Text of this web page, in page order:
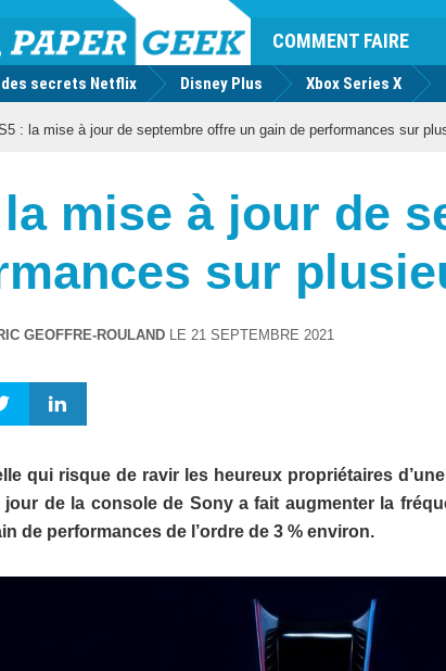
COMMENT FAIRE
secrets Netflix Disney Plus Xbox Series X
: la mise à jour de septembre offre un gain de performances sur
mise à jour de
sur
GEOFFRE-ROULAND LE 21 SEPTEMBRE 2021
qui risque de ravir les heureux propriétaires
jour de la console de Sony a fait augmenter la
de performances de l’ordre de 3 % environ.